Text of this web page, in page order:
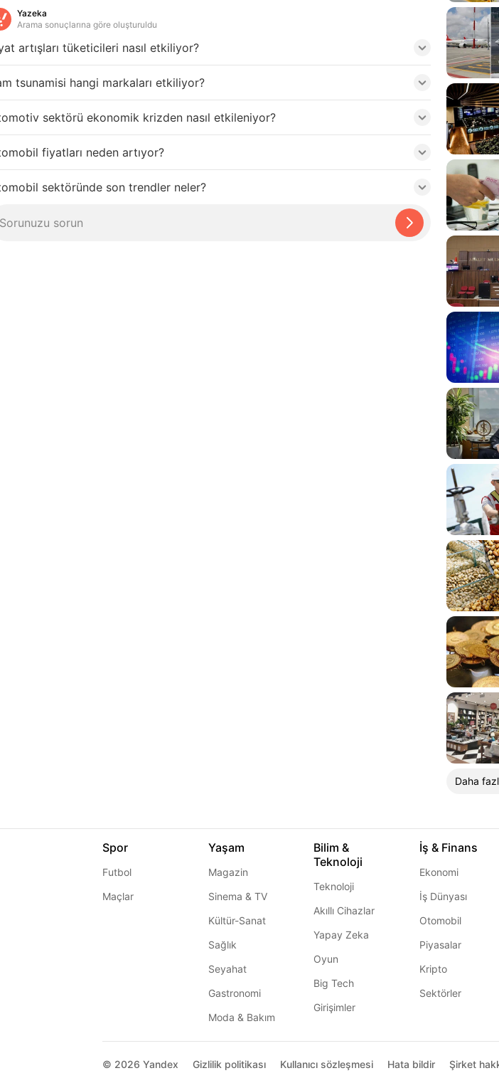
Yazeka
Arama sonuçlarına göre oluşturuldu
artışları tüketicileri nasıl etkiliyor?
tsunamisi hangi markaları etkiliyor?
sektörü ekonomik krizden nasıl etkileniyor?
fiyatları neden artıyor?
sektöründe son trendler neler?
Daha
Spor
Futbol
Maçlar
Yaşam
Magazin
Sinema & TV
Kültür-Sanat
Sağlık
Seyahat
Gastronomi
Moda & Bakım
Bilim &
Teknoloji
Teknoloji
Akıllı Cihazlar
Yapay Zeka
Oyun
Big Tech
Girişimler
İş & Finans
Ekonomi
İş Dünyası
Otomobil
Piyasalar
Kripto
Sektörler
© 2026 Yandex Gizlilik politikası Kullanıcı sözleşmesi Hata bildir Şirket